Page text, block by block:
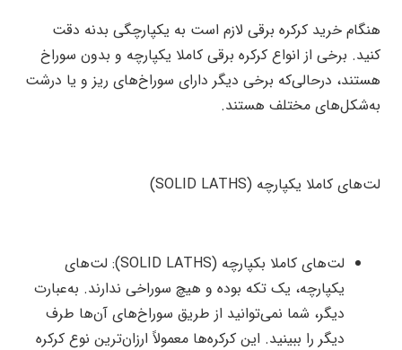
هنگام خرید کرکره برقی لازم است به یکپارچگی بدنه دقت
کنید. برخی از انواع کرکره برقی کاملا یکپارچه و بدون سوراخ
هستند، درحالی‌که برخی دیگر دارای سوراخ‌های ریز و یا درشت
به‌شکل‌های مختلف هستند.
لت‌های کاملا یکپارچه (SOLID LATHS)
لت‌های کاملا بکپارچه (SOLID LATHS): لت‌های
یکپارچه، یک تکه بوده و هیچ سوراخی ندارند. به‌عبارت
دیگر، شما نمی‌توانید از طریق سوراخ‌های آن‌ها طرف
دیگر را ببینید. این کرکره‌ها معمولاً ارزان‌ترین نوع کرکره